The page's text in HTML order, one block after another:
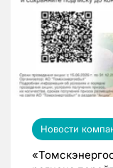
Новости